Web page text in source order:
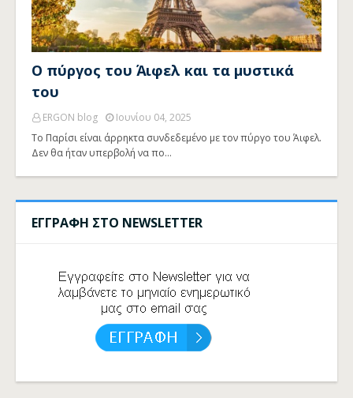
Ο πύργος του Άιφελ και τα μυστικά
του
ERGON blog
Ιουνίου 04, 2025
Το Παρίσι είναι άρρηκτα συνδεδεμένο με τον πύργο του Άιφελ.
Δεν θα ήταν υπερβολή να πο…
ΕΓΓΡΑΦΗ ΣΤΟ NEWSLETTER